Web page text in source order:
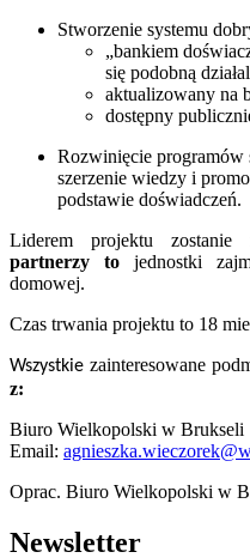
Stworzenie systemu
„bankiem
się podobną
aktualizowany na
dostępny
Rozwinięcie programów
szerzenie wiedzy i
podstawie doświadczeń.
Liderem projektu
partnerzy tojednostki
domowej.
Czas trwania projektu to 18
Wszystkie zainteresowane
z:
Biuro Wielkopolski w Brukseli
Email:
Oprac. Biuro Wielkopolski w
Newsletter